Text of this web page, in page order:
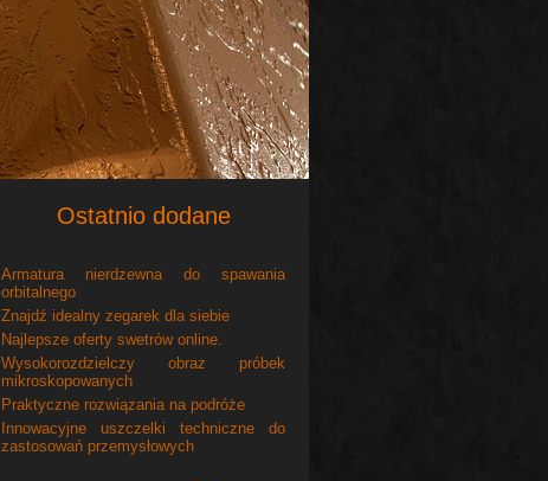
Ostatnio dodane
Armatura nierdzewna do spawania
orbitalnego
Znajdź idealny zegarek dla siebie
Najlepsze oferty swetrów online.
Wysokorozdzielczy obraz próbek
mikroskopowanych
Praktyczne rozwiązania na podróże
Innowacyjne uszczelki techniczne do
zastosowań przemysłowych